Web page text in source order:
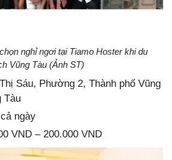
nghỉ ngơi tại Tiamo Hoster khi du
Vũng Tàu (Ảnh ST)
Sáu, Phường 2, Thành phố Vũng
Tàu
ngày
VND – 200.000 VND